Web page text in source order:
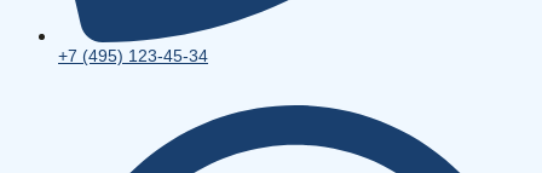
+7 (495) 123-45-34